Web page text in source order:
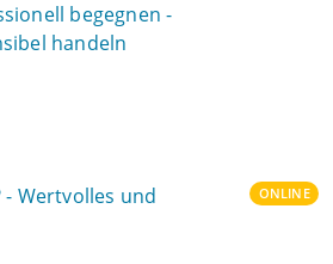
begegnen -
handeln
Wertvolles und
ONLINE